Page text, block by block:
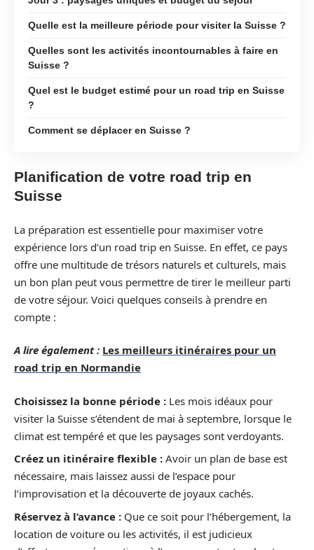
Quelle est la meilleure période pour visiter la Suisse ?
Quelles sont les activités incontournables à faire en
Suisse ?
Quel est le budget estimé pour un road trip en Suisse
?
Comment se déplacer en Suisse ?
Planification de votre road trip en
Suisse
La préparation est essentielle pour maximiser votre
expérience lors d’un road trip en Suisse. En effet, ce pays
offre une multitude de trésors naturels et culturels, mais
un bon plan peut vous permettre de tirer le meilleur parti
de votre séjour. Voici quelques conseils à prendre en
compte :
A lire également : Les meilleurs itinéraires pour un
road trip en Normandie
Choisissez la bonne période : Les mois idéaux pour
visiter la Suisse s’étendent de mai à septembre, lorsque le
climat est tempéré et que les paysages sont verdoyants.
Créez un itinéraire flexible : Avoir un plan de base est
nécessaire, mais laissez aussi de l’espace pour
l’improvisation et la découverte de joyaux cachés.
Réservez à l’avance : Que ce soit pour l’hébergement, la
location de voiture ou les activités, il est judicieux